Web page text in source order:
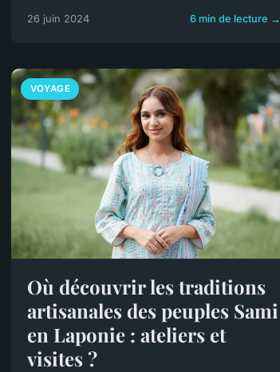
26 juin 2024 6 min de lecture →
VOYAGE
Où découvrir les traditions
artisanales des peuples Sami
en Laponie : ateliers et
visites ?